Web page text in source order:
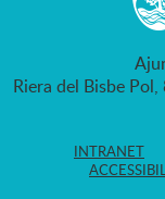
Riera del Bisbe
INTRANET